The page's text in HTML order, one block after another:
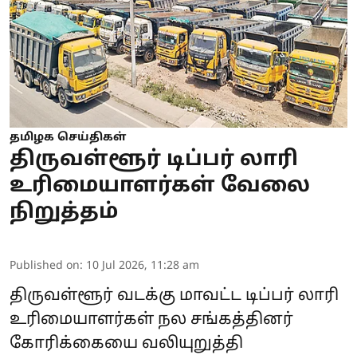
தமிழக செய்திகள்
திருவள்ளூர் டிப்பர் லாரி
உரிமையாளர்கள் வேலை
நிறுத்தம்
Published on: 10 Jul 2026, 11:28 am
திருவள்ளூர் வடக்கு மாவட்ட டிப்பர் லாரி
உரிமையாளர்கள் நல சங்கத்தினர்
கோரிக்கையை வலியுறுத்தி